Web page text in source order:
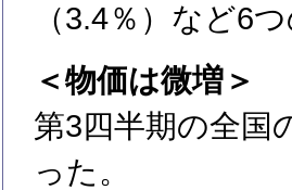
（3.4％）など6
＜物価は微増＞
第3四半期の全国
った。